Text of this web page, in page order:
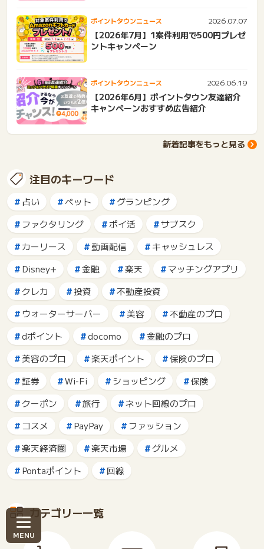
ポイントタウンニュース 2026.07.07
【2026年7月】1案件利用で500円プレゼ
ントキャンペーン
ポイントタウンニュース 2026.06.19
【2026年6月】ポイントタウン友達紹介
キャンペーンおすすめ広告紹介
新着記事をもっと見る
注目のキーワード
占い ペット
グランピング
ファクタリング
ポイ活
サブスク
カーリース
動画配信
キャッシュレス
Disney+
金融 楽天
マッチングアプリ
クレカ
投資
不動産投資
ウォーターサーバー
美容
不動産のプロ
dポイント
docomo
金融のプロ
美容のプロ
楽天ポイント
保険のプロ
証券
Wi-Fi ショッピング
保険
クーポン
旅行
ネット回線のプロ
コスメ
PayPay
ファッション
楽天経済圏
楽天市場
グルメ
Pontaポイント
回線
カテゴリー一覧